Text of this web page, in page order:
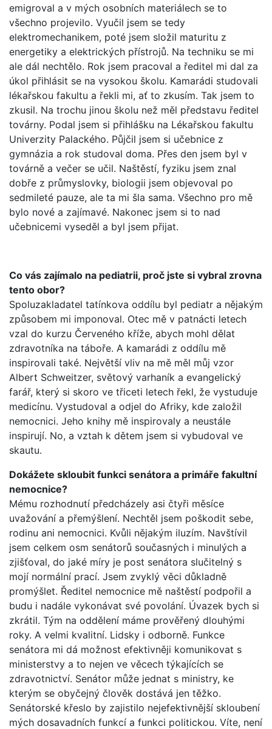
emigroval a v mých osobních materiálech se to
všechno projevilo. Vyučil jsem se tedy
elektromechanikem, poté jsem složil maturitu z
energetiky a elektrických přístrojů. Na techniku se mi
ale dál nechtělo. Rok jsem pracoval a ředitel mi dal za
úkol přihlásit se na vysokou školu. Kamarádi studovali
lékařskou fakultu a řekli mi, ať to zkusím. Tak jsem to
zkusil. Na trochu jinou školu než měl představu ředitel
továrny. Podal jsem si přihlášku na Lékařskou fakultu
Univerzity Palackého. Půjčil jsem si učebnice z
gymnázia a rok studoval doma. Přes den jsem byl v
továrně a večer se učil. Naštěstí, fyziku jsem znal
dobře z průmyslovky, biologii jsem objevoval po
sedmileté pauze, ale ta mi šla sama. Všechno pro mě
bylo nové a zajímavé. Nakonec jsem si to nad
učebnicemi vyseděl a byl jsem přijat.
Co vás zajímalo na pediatrii, proč jste si vybral zrovna
tento obor?
Spoluzakladatel tatínkova oddílu byl pediatr a nějakým
způsobem mi imponoval. Otec mě v patnácti letech
vzal do kurzu Červeného kříže, abych mohl dělat
zdravotníka na táboře. A kamarádi z oddílu mě
inspirovali také. Největší vliv na mě měl můj vzor
Albert Schweitzer, světový varhaník a evangelický
farář, který si skoro ve třiceti letech řekl, že vystuduje
medicínu. Vystudoval a odjel do Afriky, kde založil
nemocnici. Jeho knihy mě inspirovaly a neustále
inspirují. No, a vztah k dětem jsem si vybudoval ve
skautu.
Dokážete skloubit funkci senátora a primáře fakultní
nemocnice?
Mému rozhodnutí předcházely asi čtyři měsíce
uvažování a přemýšlení. Nechtěl jsem poškodit sebe,
rodinu ani nemocnici. Kvůli nějakým iluzím. Navštívil
jsem celkem osm senátorů současných i minulých a
zjišťoval, do jaké míry je post senátora slučitelný s
mojí normální prací. Jsem zvyklý věci důkladně
promýšlet. Ředitel nemocnice mě naštěstí podpořil a
budu i nadále vykonávat své povolání. Úvazek bych si
zkrátil. Tým na oddělení máme prověřený dlouhými
roky. A velmi kvalitní. Lidsky i odborně. Funkce
senátora mi dá možnost efektivněji komunikovat s
ministerstvy a to nejen ve věcech týkajících se
zdravotnictví. Senátor může jednat s ministry, ke
kterým se obyčejný člověk dostává jen těžko.
Senátorské křeslo by zajistilo nejefektivnější skloubení
mých dosavadních funkcí a funkci politickou. Víte, není